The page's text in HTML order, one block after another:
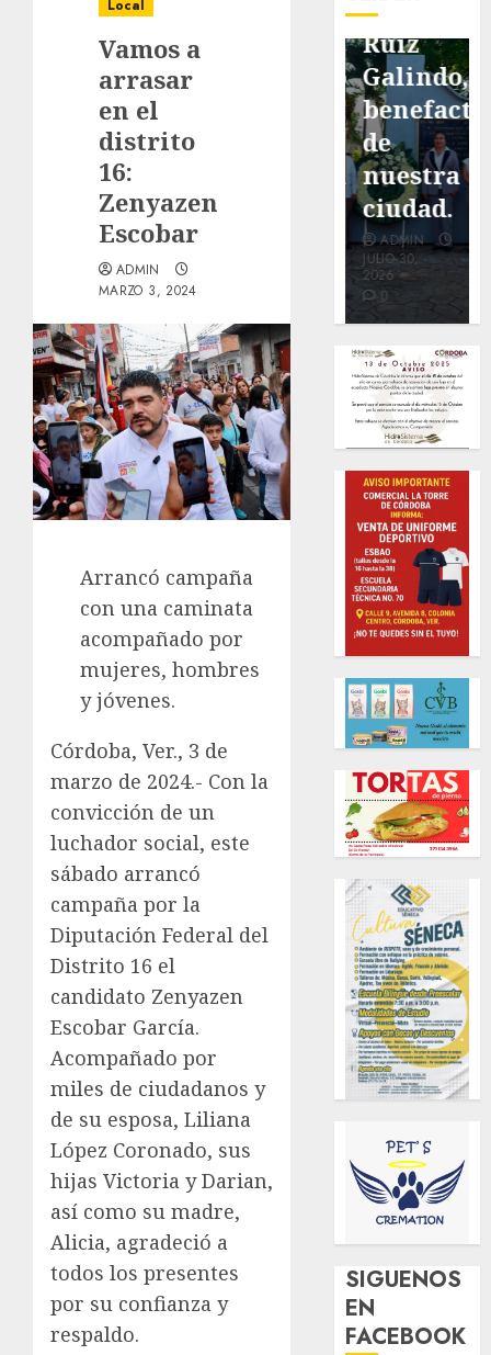
Local
Vamos a
arrasar
en el
distrito
16:
Zenyazen
Escobar
ADMIN
MARZO 3, 2024
Arrancó campaña
con una caminata
acompañado por
mujeres, hombres
y jóvenes.
Córdoba, Ver., 3 de
marzo de 2024.- Con la
convicción de un
luchador social, este
sábado arrancó
campaña por la
Diputación Federal del
Distrito 16 el
candidato Zenyazen
Escobar García.
Acompañado por
miles de ciudadanos y
de su esposa, Liliana
López Coronado, sus
hijas Victoria y Darian,
así como su madre,
Alicia, agradeció a
todos los presentes
por su confianza y
respaldo.
pavimentación
de San
Marcial
será
mejorada.
Interviene
CASF
ADMIN
2026
0
exposición
Minerva
Antonio
Ruiz
Galindo,
de
nuestra
ciudad.
ADMIN
JULIO 30,
2026
0
SIGUENOS
EN
FACEBOOK